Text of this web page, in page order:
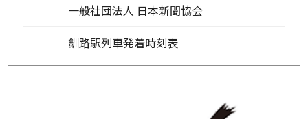
一般社団法人 日本新聞協会
釧路駅列車発着時刻表